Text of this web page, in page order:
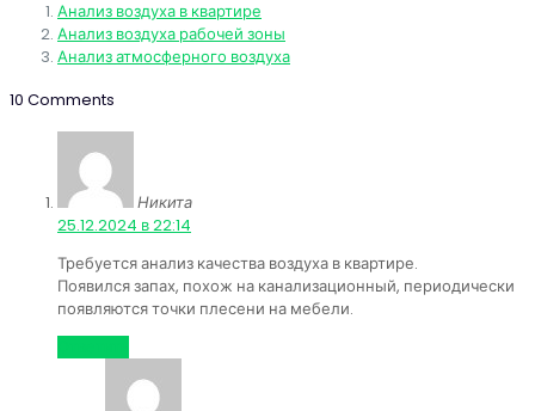
Анализ воздуха в квартире
Анализ воздуха рабочей зоны
Анализ атмосферного воздуха
10 Comments
Никита
25.12.2024 в 22:14
Требуется анализ качества воздуха в квартире.
Появился запах, похож на канализационный, периодически
появляются точки плесени на мебели.